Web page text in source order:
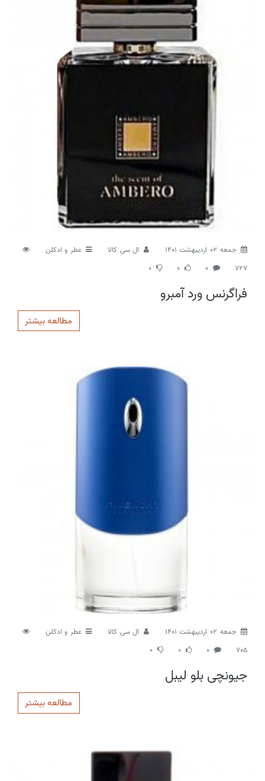
جمعه 02 اردیبهشت 1401 ال سی کالا
عطر و ادکلن
727
0
0
0
فراگرنس ورد آمبرو
مطالعه بیشتر
جمعه 02 اردیبهشت 1401 ال سی کالا
عطر و ادکلن
705
0
0
0
جیونچی بلو لیبل
مطالعه بیشتر